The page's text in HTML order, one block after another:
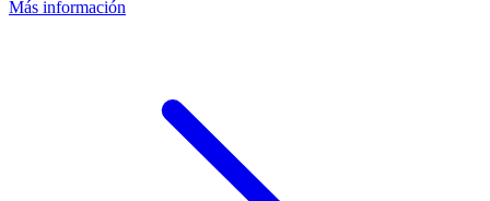
Más información